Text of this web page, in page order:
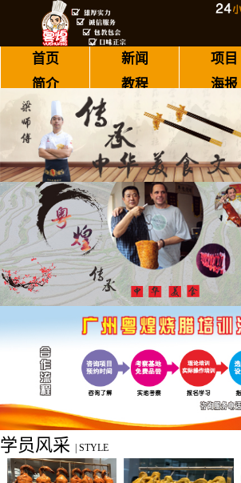
首页 新闻 项目
简介
教程 海报
学员风采 STYLE